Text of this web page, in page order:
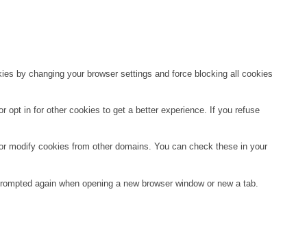
by changing your browser settings and force blocking all cookies
opt in for other cookies to get a better experience. If you refuse
modify cookies from other domains. You can check these in your
again when opening a new browser window or new a tab.